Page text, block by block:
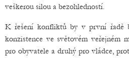
veškerou silou a bezohledností.
K řešení konfliktů by v první řadě
konzistence ve světovém veřejném
pro obyvatele a druhý pro vládce,